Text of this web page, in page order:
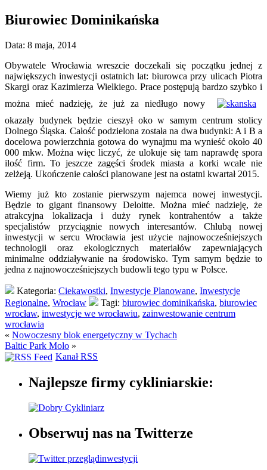
Biurowiec Dominikańska
Data: 8 maja, 2014
Obywatele Wrocławia wreszcie doczekali się początku jednej z
największych inwestycji ostatnich lat: biurowca przy ulicach Piotra
Skargi oraz Kazimierza Wielkiego. Prace postępują bardzo szybko i
można mieć nadzieję, że już za niedługo nowy
okazały budynek będzie cieszył oko w samym centrum stolicy
Dolnego Śląska. Całość podzielona została na dwa budynki: A i B a
docelowa powierzchnia gotowa do wynajmu ma wynieść około 40
000 mkw. Można więc liczyć, że ulokuje się tam naprawdę spora
ilość firm. To jeszcze zagęści środek miasta a korki wcale nie
zelżeją. Ukończenie całości planowane jest na ostatni kwartał 2015.
Wiemy już kto zostanie pierwszym najemca nowej inwestycji.
Będzie to gigant finansowy Deloitte. Można mieć nadzieję, że
atrakcyjna lokalizacja i duży rynek kontrahentów a także
specjalistów przyciągnie nowych interesantów. Chlubą nowej
inwestycji w sercu Wrocławia jest użycie najnowocześniejszych
technologii oraz ekologicznych materiałów zapewniających
minimalne oddziaływanie na środowisko. Tym samym będzie to
jedna z najnowocześniejszych budowli tego typu w Polsce.
Kategoria: Ciekawostki, Inwestycje Planowane, Inwestycje
Regionalne, Wrocław Tagi: biurowiec dominikańska, biurowiec
wrocław, inwestycje we wrocławiu, zainwestowanie centrum
wrocławia
« Nowoczesny blok energetyczny w Tychach
Baltic Park Molo »
Kanał RSS
Najlepsze firmy cykliniarskie:
Obserwuj nas na Twitterze